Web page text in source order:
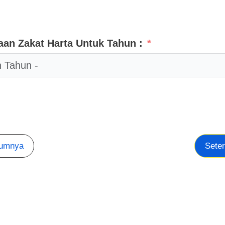
Zakat Harta Untuk Tahun :